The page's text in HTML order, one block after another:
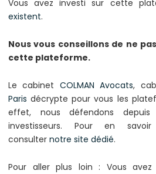
Vous avez investi sur cette
existent.
Nous vous conseillons de ne
cette plateforme.
Le cabinet COLMAN Avocats,
Paris décrypte pour vous les
effet, nous défendons depuis
investisseurs. Pour en
consulter notre site dédié.
Pour aller plus loin : Vous